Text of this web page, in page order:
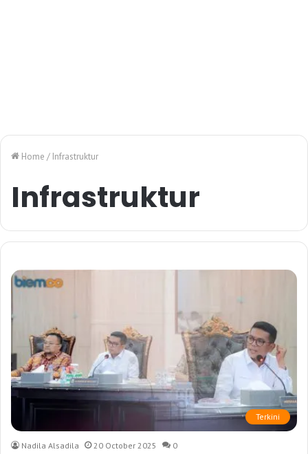
Home / Infrastruktur
Infrastruktur
Terkini
Nadila Alsadila 20 October 2025 0